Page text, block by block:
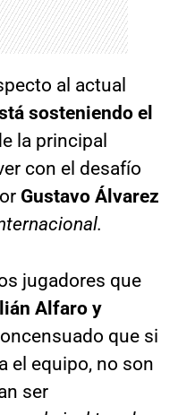
al actual
sosteniendo el
la principal
con el desafío
Gustavo Álvarez
jugadores que
Alfaro y
que si
el equipo, no son
ser